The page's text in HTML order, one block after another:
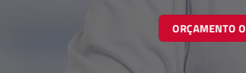
ORÇAMENTO